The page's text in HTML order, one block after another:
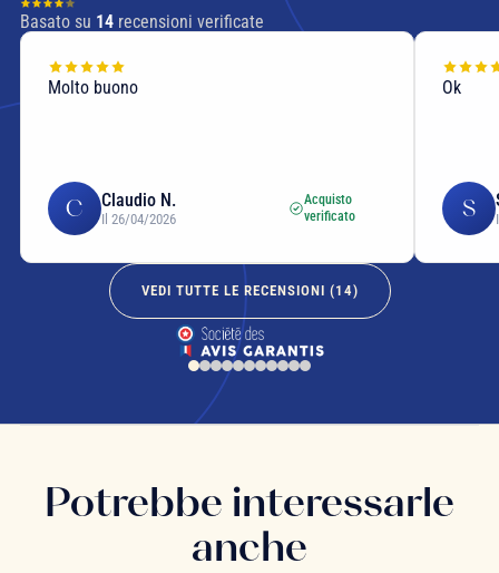
Basato su 14recensioni verificate
Molto buono
C Claudio N.
Il 26/04/2026
Acquisto
verificato
Ok
S
VEDI TUTTE LE RECENSIONI (14)
Potrebbe interessarle
anche